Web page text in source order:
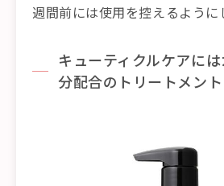
週間前には使用を控えるように
キューティクルケアに
分配合のトリートメント